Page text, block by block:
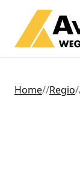
Home//Regio